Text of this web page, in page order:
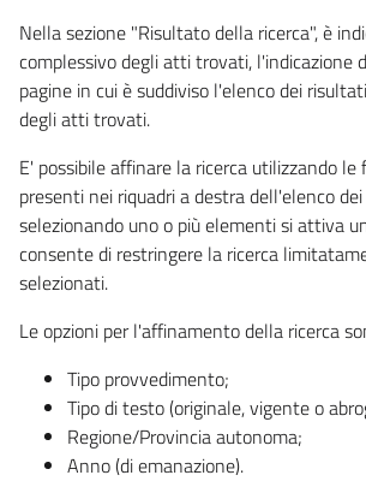
Nella sezione "Risultato della ricerca", è
complessivo degli atti trovati, l'indicazione
pagine in cui è suddiviso l'elenco dei
degli atti trovati.
E' possibile affinare la ricerca utilizzando
presenti nei riquadri a destra dell'elenco
selezionando uno o più elementi si attiva
consente di restringere la ricerca
selezionati.
Le opzioni per l'affinamento della ricerca
Tipo provvedimento;
Tipo di testo (originale, vigente o
Regione/Provincia autonoma;
Anno (di emanazione).